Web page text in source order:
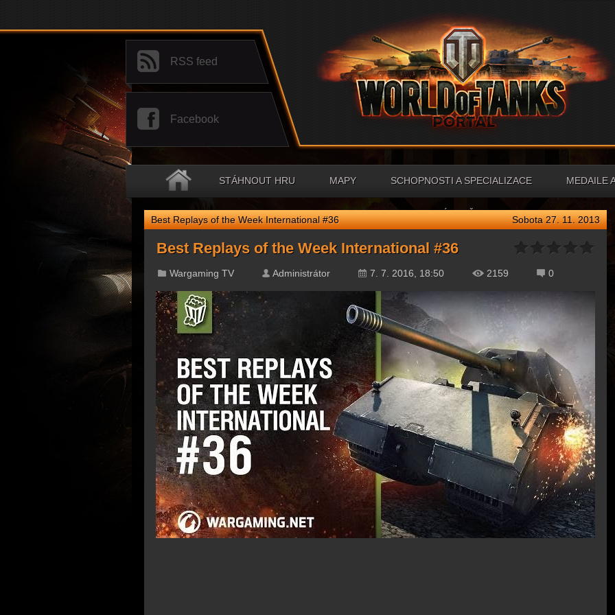
RSS feed
Facebook
STÁHNOUT HRU MAPY SCHOPNOSTI A SPECIALIZACE MEDAILE
NÁPOVĚDA
Best Replays of the Week International #36 Sobota 27. 11. 2013
Best Replays of the Week International #36
Wargaming TV Administrátor 7. 7. 2016, 18:50 2159 0